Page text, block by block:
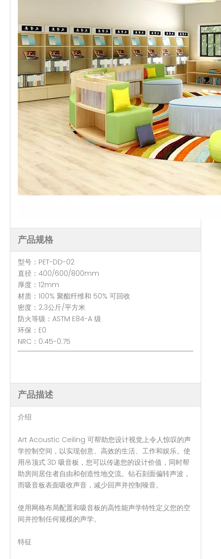
产品规格
型号：PET-DD-02
直径：400/600/800mm
厚度：12mm
材质：100% 聚酯纤维和 50% 可回收
密度：2.3公斤/平方米
防火等级：ASTM E84-A 级
环保：E0
NRC：0.45-0.75
产品描述
介绍
Art Acoustic Ceiling 可帮助您设计视觉上令人惊叹的声
学控制空间，以实现创意、高效的生活、工作和娱乐。使
用吊顶式 3D 吸音板，您可以传递您的设计价值，同时帮
助房间居住者自由和创造性地交流。钻石刻面偏转声波，
而吸音板表面吸收声音，减少回声并控制噪音。
使用网格布局配置和吸音板的高性能声学特性定义您的空
间并控制任何规模的声学。
特征